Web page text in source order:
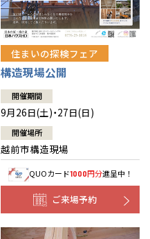
住まいの探検フェア
構造現場公開
開催期間
9月26日(土)・27日(日)
開催場所
越前市構造現場
QUOカード1000円分進呈中！
ご来場予約